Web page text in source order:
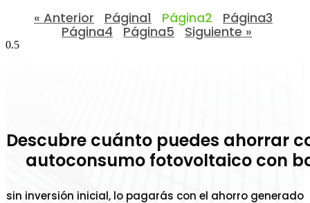
« Anterior Página1 Página2 Página3
Página4 Página5 Siguiente »
Descubre cuánto puedes ahorrar
autoconsumo fotovoltaico con
sin inversión inicial, lo pagarás con el ahorro generado